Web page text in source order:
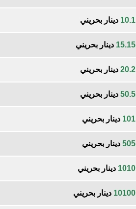
10.1 دينار بحريني
15.15 دينار بحريني
20.2 دينار بحريني
50.5 دينار بحريني
101 دينار بحريني
505 دينار بحريني
1010 دينار بحريني
10100 دينار بحريني